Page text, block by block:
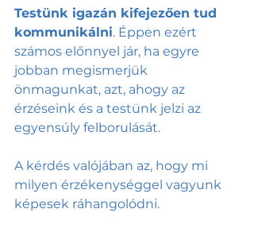
Testünk igazán kifejezően tud
kommunikálni. Éppen ezért
számos előnnyel jár, ha egyre
jobban megismerjük
önmagunkat, azt, ahogy az
érzéseink és a testünk jelzi az
egyensúly felborulását.
A kérdés valójában az, hogy mi
milyen érzékenységgel vagyunk
képesek ráhangolódni.